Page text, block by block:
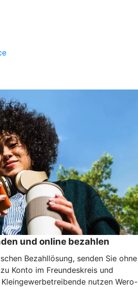
und online bezahlen
Bezahllösung, senden Sie ohne
Konto im Freundeskreis und
nutzen Wero-